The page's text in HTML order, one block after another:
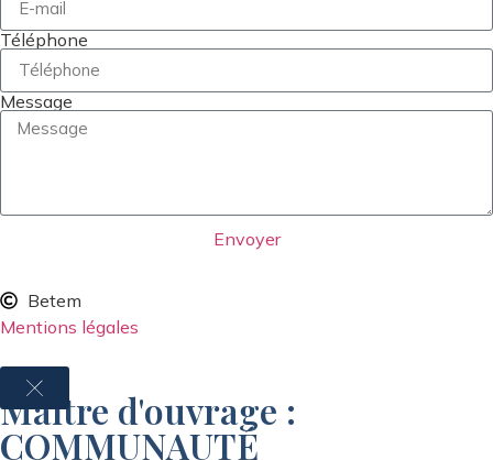
Téléphone
Message
Envoyer
Betem
Mentions légales
Maître d'ouvrage :
COMMUNAUTÉ